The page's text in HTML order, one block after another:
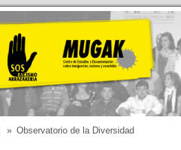
» Observatorio de la Diversidad